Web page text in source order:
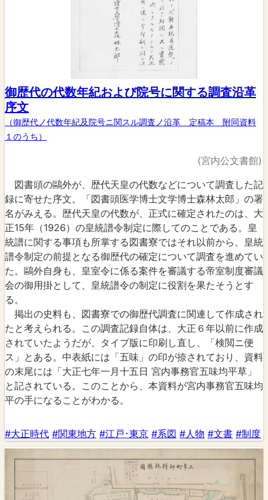
御歴代の代数年紀および院号に関する調査沿革
序文
（御歴代ノ代数年紀及院号ニ関スル調査ノ沿革 定稿本 附同資料
１のうち）
(宮内公文書館)
図書頭の鷗外が、歴代天皇の代数などについて調査した記
録に寄せた序文。「図書頭医学博士文学博士森林太郎」の署
名がみえる。歴代天皇の代数が、正式に確定されたのは、大
正15年（1926）の皇統譜令制定に際してのことである。皇
統譜に関する事項も所掌する図書寮ではそれ以前から、皇統
譜令制定の前提となる御歴代の確定について調査を進めてい
た。鷗外自身も、皇室令に係る案件を審議する帝室制度審議
会の御用掛として、皇統譜令の制定に役割を果たそうとす
る。
掲出の史料も、図書寮での御歴代調査に関連して作成され
たと考えられる。この調査記録自体は、大正６年以前に作成
されていたようだが、タイプ版に印刷し直し、「検閲ニ便
ス」とある。中表紙には「五味」の印が捺されており、資料
の末尾には「大正七年一月十五日 宮内事務官五味均平草」
と記されている。このことから、本資料が宮内事務官五味均
平の手になることがわかる。
#大正時代 #関東地方 #江戸･東京 #系図 #人物 #文書 #制度